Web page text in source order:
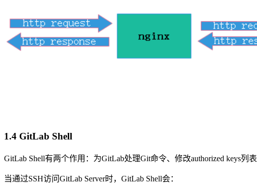
1.4 GitLab Shell
GitLab Shell有两个作用：为GitLab处理Git命令、修改authorized keys列表
当通过SSH访问GitLab Server时，GitLab Shell会：